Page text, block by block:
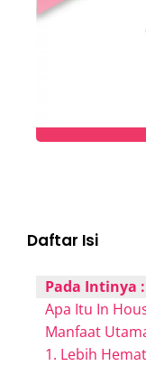
Daftar Isi
Pada Intinya :
Apa Itu In
Manfaat
1. Lebih